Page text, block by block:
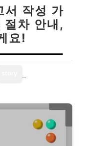
서 작성 가
차 안내,
요!